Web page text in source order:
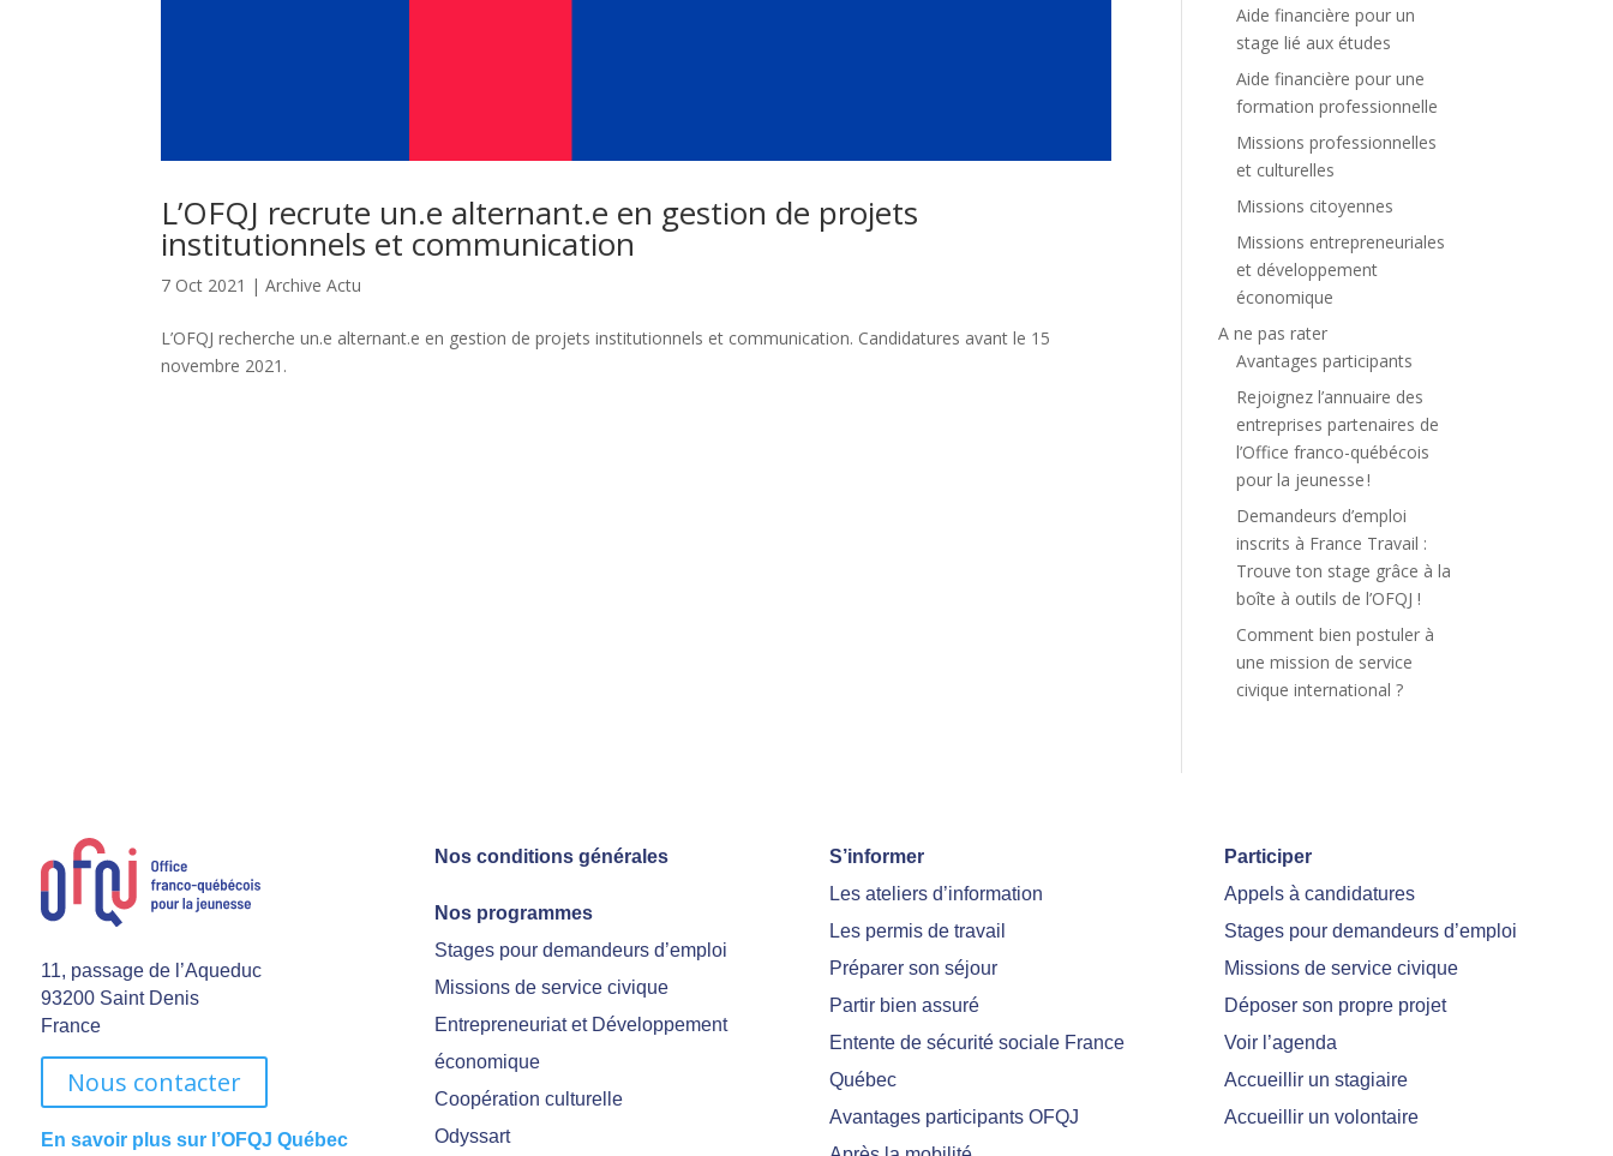
L’OFQJ recrute un.e alternant.e en gestion de projets
institutionnels et communication
7 Oct 2021 |Archive Actu
L’OFQJ recherche un.e alternant.e en gestion de projets institutionnels et communication. Candidatures avant le 15
novembre 2021.
Aide financière pour un
stage lié aux études
Aide financière pour une
formation professionnelle
Missions professionnelles
et culturelles
Missions citoyennes
Missions entrepreneuriales
et développement
économique
A ne pas rater
Avantages participants
Rejoignez l’annuaire des
entreprises partenaires de
l’Office franco-québécois
pour la jeunesse !
Demandeurs d’emploi
inscrits à France Travail :
Trouve ton stage grâce à la
boîte à outils de l’OFQJ !
Comment bien postuler à
une mission de service
civique international ?
11, passage de l’Aqueduc
93200 Saint Denis
France
Nous contacter
En savoir plus sur l’OFQJ Québec
Nos conditions générales
Nos programmes
Stages pour demandeurs d’emploi
Missions de service civique
Entrepreneuriat et Développement
économique
Coopération culturelle
Odyssart
S’informer
Les ateliers d’information
Les permis de travail
Préparer son séjour
Partir bien assuré
Entente de sécurité sociale France
Québec
Avantages participants OFQJ
Participer
Appels à candidatures
Stages pour demandeurs d’emploi
Missions de service civique
Déposer son propre projet
Voir l’agenda
Accueillir un stagiaire
Accueillir un volontaire